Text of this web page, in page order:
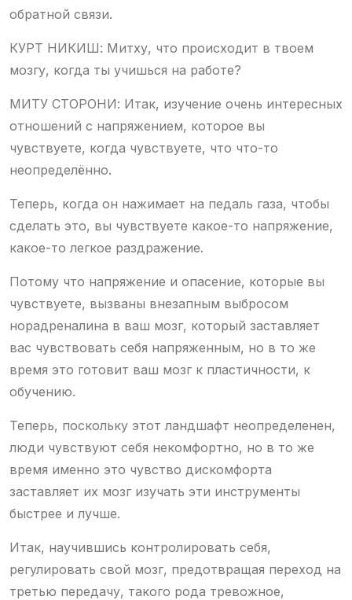
обратной связи.
КУРТ НИКИШ: Митху, что происходит в твоем
мозгу, когда ты учишься на работе?
МИТУ СТОРОНИ: Итак, изучение очень интересных
отношений с напряжением, которое вы
чувствуете, когда чувствуете, что что-то
неопределённо.
Теперь, когда он нажимает на педаль газа, чтобы
сделать это, вы чувствуете какое-то напряжение,
какое-то легкое раздражение.
Потому что напряжение и опасение, которые вы
чувствуете, вызваны внезапным выбросом
норадреналина в ваш мозг, который заставляет
вас чувствовать себя напряженным, но в то же
время это готовит ваш мозг к пластичности, к
обучению.
Теперь, поскольку этот ландшафт неопределенен,
люди чувствуют себя некомфортно, но в то же
время именно это чувство дискомфорта
заставляет их мозг изучать эти инструменты
быстрее и лучше.
Итак, научившись контролировать себя,
регулировать свой мозг, предотвращая переход на
третью передачу, такого рода тревожное,